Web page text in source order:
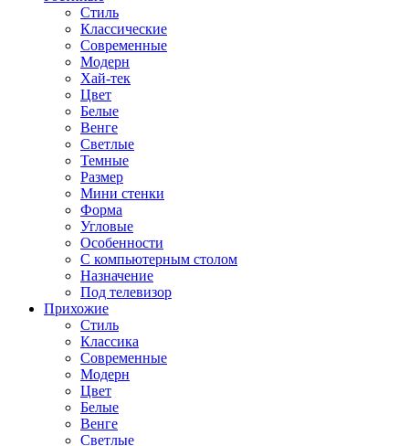
Стиль
Классические
Современные
Модерн
Хай-тек
Цвет
Белые
Венге
Светлые
Темные
Размер
Мини стенки
Форма
Угловые
Особенности
С компьютерным столом
Назначение
Под телевизор
Прихожие
Стиль
Классика
Современные
Модерн
Цвет
Белые
Венге
Светлые